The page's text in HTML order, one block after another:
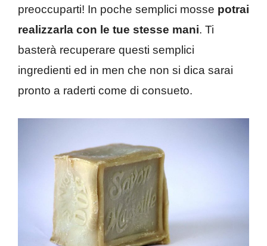
preoccuparti! In poche semplici mosse potrai
realizzarla con le tue stesse mani. Ti
basterà recuperare questi semplici
ingredienti ed in men che non si dica sarai
pronto a raderti come di consueto.